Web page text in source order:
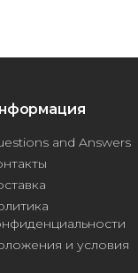
and Answers
и условия